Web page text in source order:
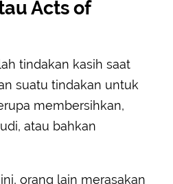
Acts of
tindakan kasih saat
suatu tindakan untuk
membersihkan,
atau bahkan
orang lain merasakan